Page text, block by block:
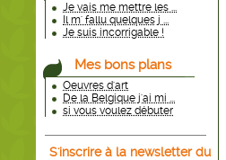
Je vais me mettre les ...
Il m' fallu quelques j ...
Je suis incorrigable !
Mes bons plans
Oeuvres d'art
De la Belgique j'ai mi ...
si vous voulez débuter
S'inscrire à la newsletter du